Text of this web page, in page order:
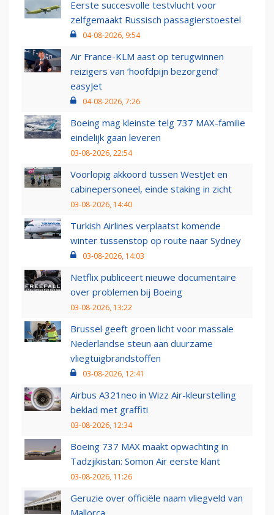
Eerste succesvolle testvlucht voor
zelfgemaakt Russisch passagierstoestel
04-08-2026, 9:54
Air France-KLM aast op terugwinnen
reizigers van ‘hoofdpijn bezorgend’
easyJet
04-08-2026, 7:26
Boeing mag kleinste telg 737 MAX-familie
eindelijk gaan leveren
03-08-2026, 22:54
Voorlopig akkoord tussen WestJet en
cabinepersoneel, einde staking in zicht
03-08-2026, 14:40
Turkish Airlines verplaatst komende
winter tussenstop op route naar Sydney
03-08-2026, 14:03
Netflix publiceert nieuwe documentaire
over problemen bij Boeing
03-08-2026, 13:22
Brussel geeft groen licht voor massale
Nederlandse steun aan duurzame
vliegtuigbrandstoffen
03-08-2026, 12:41
Airbus A321neo in Wizz Air-kleurstelling
beklad met graffiti
03-08-2026, 12:34
Boeing 737 MAX maakt opwachting in
Tadzjikistan: Somon Air eerste klant
03-08-2026, 11:26
Geruzie over officiële naam vliegveld van